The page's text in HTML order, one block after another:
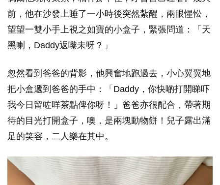
前，他在沙發上睡了一小時後突然紮醒，兩眼惺忪，
望望一雙小手上視之如寶的小盒子，緊張問道：「天
黑喇，Daddy返嚟未呀？」
忽然看到爸爸的背影，他興奮地跑過去，小心翼翼地
把小盒遞到爸爸的手中：「Daddy，你快啲打開睇吓
我今日留咗咩茶點俾你呀！」爸爸亦很配合，帶著期
待的目光打開盒子，噢，是兩塊動物餅！兒子露出滿
足的笑容，二人樂在其中。